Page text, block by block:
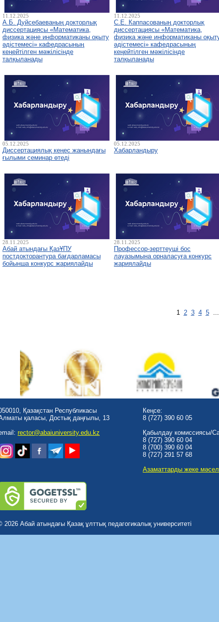
11.12.2025
А.Б. Дуйсебаеваның докторлық
диссертациясы «Математика,
физика және информатиканы оқыту
әдістемесі» кафедрасының
кеңейтілген мәжілісінде
талқыланады
11.12.2025
С.Е. Каппасованың докторлық
диссертациясы «Математика,
физика және информатиканы
әдістемесі» кафедрасының
кеңейтілген мәжілісінде
талқыланады
05.12.2025
Диссертациялық кеңес жанындағы
ғылыми семинар өтеді
05.12.2025
Хабарландыру
28.11.2025
Абай атындағы ҚазҰПУ
постдокторантура бағдарламасы
бойынша конкурс жариялайды
28.11.2025
Профессор-зерттеуші бос
лауазымына орналасуға конкурс
жариялайды
1 2 3 4 5
Қазақстан Республикасы
қаласы, Достық даңғылы, 13
rector@abaiuniversity.edu.kz
Кеңсе:
8 (727) 390 60 05
Қабылдау комиссиясы/
8 (727) 390 60 04
8 (700) 390 60 04
8 (727) 291 57 68
Азаматтарды жеке
2026 Абай атындағы Қазақ ұлттық педагогикалық университеті